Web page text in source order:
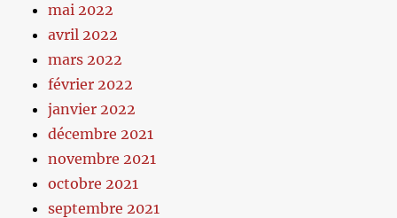
mai 2022
avril 2022
mars 2022
février 2022
janvier 2022
décembre 2021
novembre 2021
octobre 2021
septembre 2021